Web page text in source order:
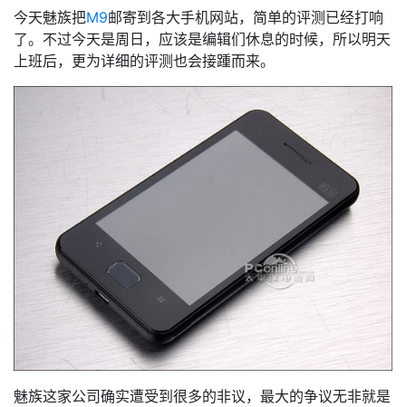
今天魅族把M9邮寄到各大手机网站，简单的评测已经打响
了。不过今天是周日，应该是编辑们休息的时候，所以明天
上班后，更为详细的评测也会接踵而来。
魅族这家公司确实遭受到很多的非议，最大的争议无非就是